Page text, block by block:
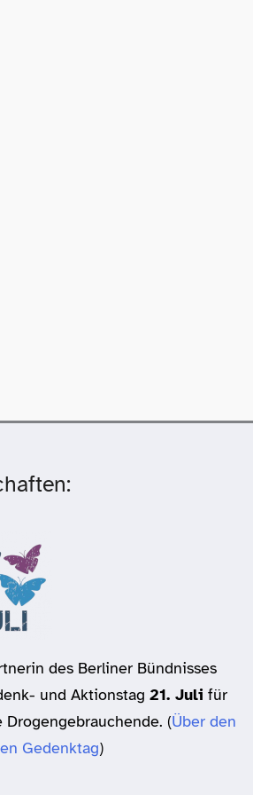
des Berliner Bündnisses
und Aktionstag21. Juli für
Drogengebrauchende. (Über den
Gedenktag)